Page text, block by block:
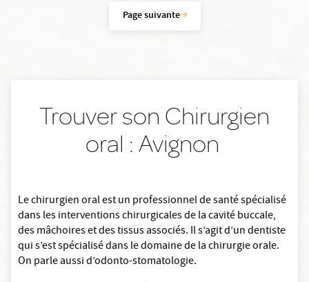
Page suivante
Trouver son Chirurgien
oral : Avignon
Le chirurgien oral est un professionnel de santé spécialisé
dans les interventions chirurgicales de la cavité buccale,
des mâchoires et des tissus associés. Il s’agit d’un dentiste
qui s’est spécialisé dans le domaine de la chirurgie orale.
On parle aussi d’odonto-stomatologie.